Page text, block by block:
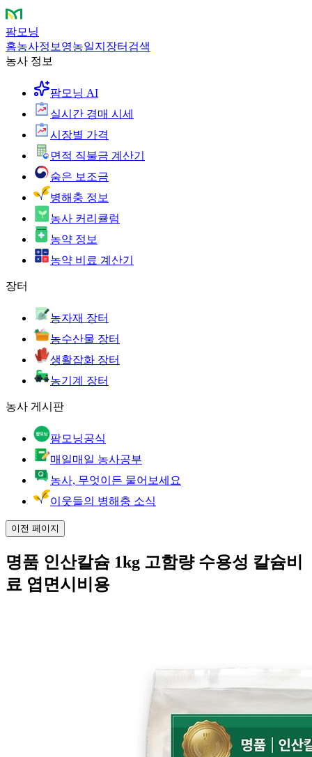
팜모닝
홈농사정보 영농일지 장터 검색
농사 정보
팜모닝 AI
실시간 경매 시세
시장별 가격
면적 직불금 계산기
숨은 보조금
병해충 정보
농사 커리큘럼
농약 정보
농약 비료 계산기
장터
농자재 장터
농수산물 장터
생활잡화 장터
농기계 장터
농사 게시판
팜모닝공식
매일매일 농사공부
농사, 무엇이든 물어보세요
이웃들의 병해충 소식
이전 페이지
명품 인산칼슘 1kg 고함량 수용성 칼슘비
료 엽면시비용